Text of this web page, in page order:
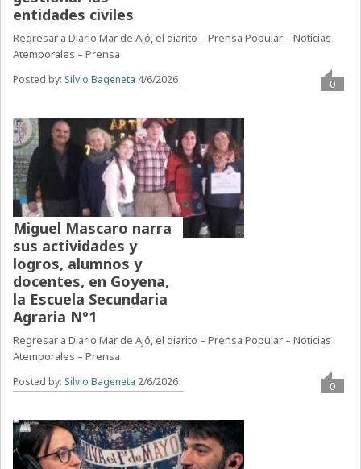
entidades civiles
Regresar a Diario Mar de Ajó, el diarito – Prensa Popular – Noticias
Atemporales – Prensa
Posted by: Silvio Bageneta 4/6/2026 0
Miguel Mascaro narra
sus actividades y
logros, alumnos y
docentes, en Goyena,
la Escuela Secundaria
Agraria N°1
Regresar a Diario Mar de Ajó, el diarito – Prensa Popular – Noticias
Atemporales – Prensa
Posted by: Silvio Bageneta 2/6/2026 0